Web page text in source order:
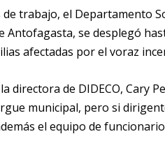
trabajo, el Departamento
se desplegó
afectadas por el voraz
directora de DIDECO, Cary
municipal, pero si
el equipo de